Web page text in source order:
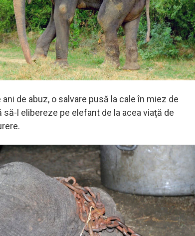
ani de abuz, o salvare pusă la cale în miez de
să-l elibereze pe elefant de la acea viaţă de